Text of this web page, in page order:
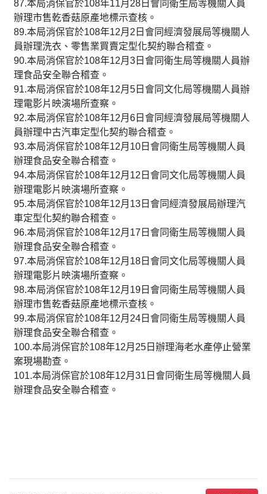
87.本局消保官於108年11月28日會同衛生局等機關人員
辦理市售乾香菇原產地標示查核。
89.本局消保官於108年12月2日會同經濟發展局等機關人
員辦理洗衣、零售業買賣定型化契約聯合稽查。
90.本局消保官於108年12月3日會同衛生局等機關人員辦
理食品安全聯合稽查。
91.本局消保官於108年12月5日會同文化局等機關人員辦
理電影片映演場所查察。
92.本局消保官於108年12月6日會同經濟發展局等機關人
員辦理中古汽車定型化契約聯合稽查。
93.本局消保官於108年12月10日會同衛生局等機關人員
辦理食品安全聯合稽查。
94.本局消保官於108年12月12日會同文化局等機關人員
辦理電影片映演場所查察。
95.本局消保官於108年12月13日會同經濟發展局辦理汽
車定型化契約聯合稽查。
96.本局消保官於108年12月17日會同衛生局等機關人員
辦理食品安全聯合稽查。
97.本局消保官於108年12月18日會同文化局等機關人員
辦理電影片映演場所查察。
98.本局消保官於108年12月19日會同衛生局等機關人員
辦理市售乾香菇原產地標示查核。
99.本局消保官於108年12月24日會同衛生局等機關人員
辦理食品安全聯合稽查。
100.本局消保官於108年12月25日辦理海老水產停止營業
案現場勘查。
101.本局消保官於108年12月31日會同衛生局等機關人員
辦理食品安全聯合稽查。